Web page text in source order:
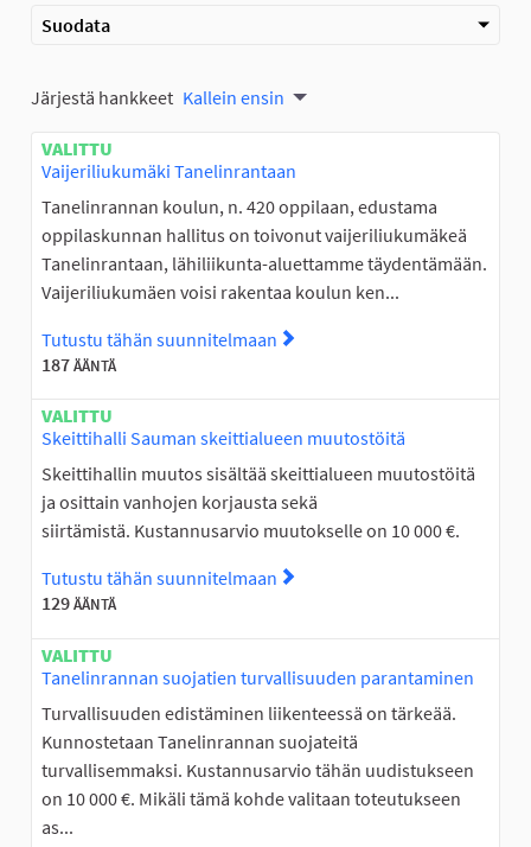
Suodata
Järjestä hankkeet Kallein ensin
VALITTU
Vaijeriliukumäki Tanelinrantaan
Tanelinrannan koulun, n. 420 oppilaan, edustama
oppilaskunnan hallitus on toivonut vaijeriliukumäkeä
Tanelinrantaan, lähiliikunta-aluettamme täydentämään.
Vaijeriliukumäen voisi rakentaa koulun ken...
Tutustu tähän suunnitelmaan
187ÄÄNTÄ
VALITTU
Skeittihalli Sauman skeittialueen muutostöitä
Skeittihallin muutos sisältää skeittialueen muutostöitä
ja osittain vanhojen korjausta sekä
siirtämistä. Kustannusarvio muutokselle on 10 000 €.
Tutustu tähän suunnitelmaan
129ÄÄNTÄ
VALITTU
Tanelinrannan suojatien turvallisuuden parantaminen
Turvallisuuden edistäminen liikenteessä on tärkeää.
Kunnostetaan Tanelinrannan suojateitä
turvallisemmaksi. Kustannusarvio tähän uudistukseen
on 10 000 €. Mikäli tämä kohde valitaan toteutukseen
as...